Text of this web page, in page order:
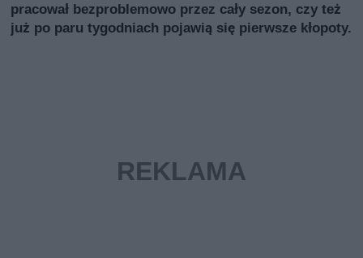
pracował bezproblemowo przez cały sezon, czy też
już po paru tygodniach pojawią się pierwsze kłopoty.